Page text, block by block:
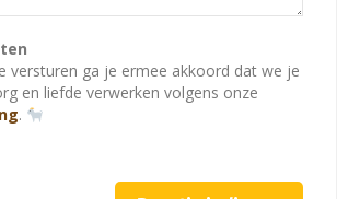
versturen ga je ermee akkoord dat we je
en liefde verwerken volgens onze
.